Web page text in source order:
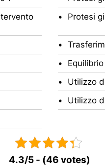
Protesi
Utilizzo
Utilizzo
4.3/5 - (46 votes)